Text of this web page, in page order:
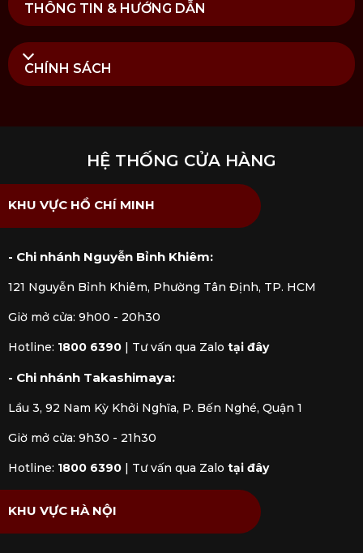
Tại Kitchen Koncept, bộ ly uống coffee Timeless 2
chính hãng, đảm bảo nguồn gốc rõ ràng. Khách
hàng khi mua sắm sẽ được tư vấn chi tiết về chất liệu,
cách sử dụng và vệ sinh, cùng dịch vụ hậu mãi tận
THÔNG TIN & HƯỚNG DẪN
CHÍNH SÁCH
HỆ THỐNG CỬA HÀNG
KHU VỰC HỒ CHÍ MINH
- Chi nhánh Nguyễn Bỉnh Khiêm:
121 Nguyễn Bỉnh Khiêm, Phường Tân Định, TP. HCM
Giờ mở cửa: 9h00 - 20h30
Hotline: 1800 6390 Tư vấn qua Zalo tại đây
- Chi nhánh Takashimaya:
Lầu 3, 92 Nam Kỳ Khởi Nghĩa, P. Bến Nghé, Quận 1
Giờ mở cửa: 9h30 - 21h30
Hotline: 1800 6390 Tư vấn qua Zalo tại đây
KHU VỰC HÀ NỘI